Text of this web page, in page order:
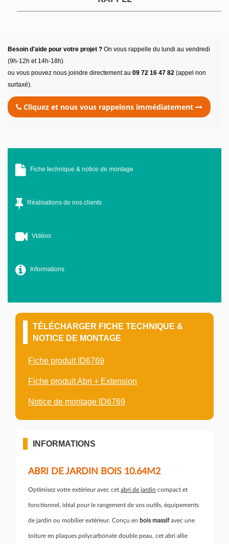
Besoin d'aide pour votre projet ? On vous rappelle du lundi au vendredi
(9h-12h et 14h-18h)
ou vous pouvez nous joindre directement au 09 72 16 47 82 (appel non
surtaxé).
Cliquez et nous vous rappelons immédiatement
Fiche technique & notice de montage
Réalisations de nos clients
Vidéos
Informations
TÉLÉCHARGER FICHE TECHNIQUE &
NOTICE DE MONTAGE
Fiche produit ID6769
Fiche produit Abri + Extension
Notice de montage ID6769
INFORMATIONS
ABRI DE JARDIN BOIS 10.64M2
Optimisez votre extérieur avec cet abri de jardin compact et
fonctionnel, idéal pour le rangement de vos outils, équipements
de jardin ou mobilier extérieur. Conçu en bois massifavec une
toiture en plaques polycarbonate double peau, cet abri allie